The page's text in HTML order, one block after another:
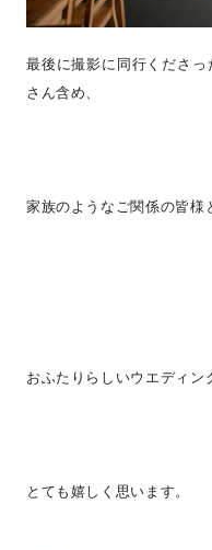
最後に撮影に同行くださ
さん含め、
家族のようなご関係の皆様
おふたりらしいウエディン
とても嬉しく思います。